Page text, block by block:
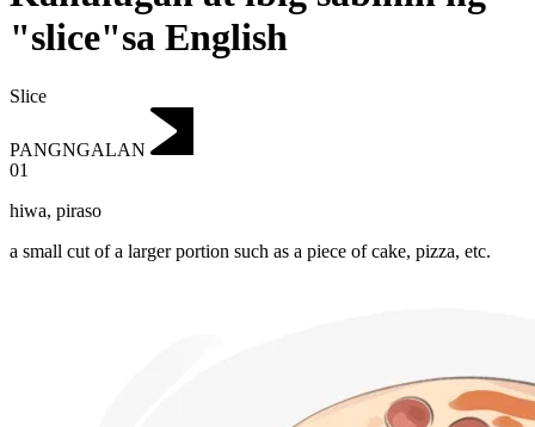
"slice"sa English
Slice
PANGNGALAN
01
hiwa, piraso
a small cut of a larger portion such as a piece of cake, pizza, etc.